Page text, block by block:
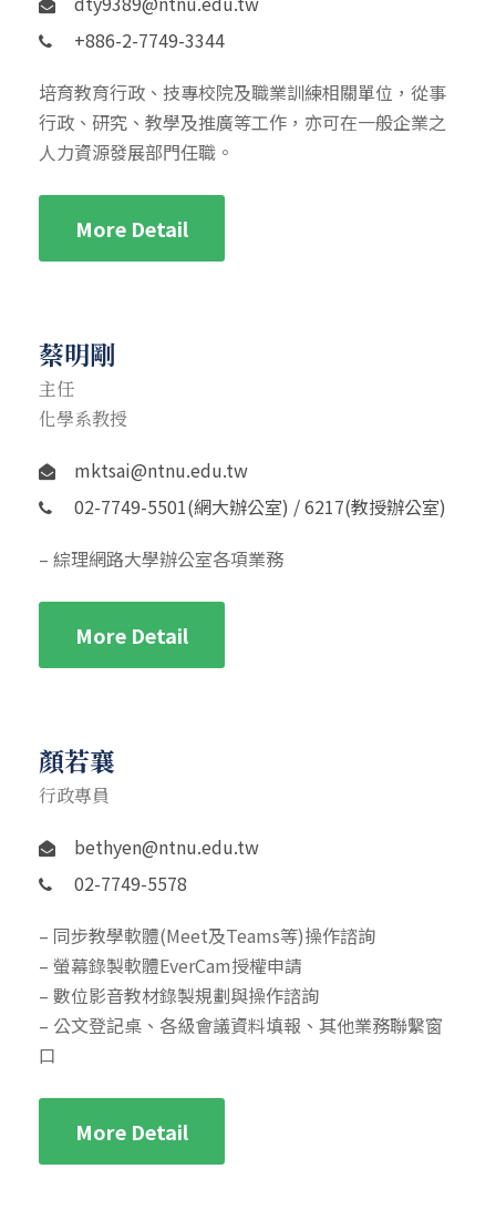
+886-2-7749-3344
培育教育行政、技專校院及職業訓練相關單位，從事
行政、研究、教學及推廣等工作，亦可在一般企業之
人力資源發展部門任職。
More Detail
蔡明剛
主任
化學系教授
mktsai@ntnu.edu.tw
02-7749-5501(網大辦公室) / 6217(教授辦公室)
– 綜理網路大學辦公室各項業務
More Detail
顏若襄
行政專員
bethyen@ntnu.edu.tw
02-7749-5578
– 同步教學軟體(Meet及Teams等)操作諮詢
– 螢幕錄製軟體EverCam授權申請
– 數位影音教材錄製規劃與操作諮詢
– 公文登記桌、各級會議資料填報、其他業務聯繫窗
口
More Detail